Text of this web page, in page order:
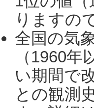
りますの
全国の気
（1960
い期間で
との観測